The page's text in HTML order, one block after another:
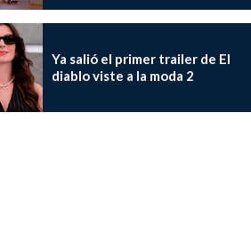
Ya salió el primer trailer de El
diablo viste a la moda 2